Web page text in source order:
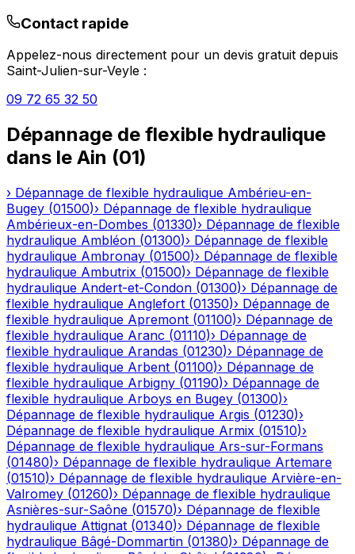
Contact rapide
Appelez-nous directement pour un devis gratuit depuis
Saint-Julien-sur-Veyle :
09 72 65 32 50
Dépannage de flexible hydraulique
dans le Ain (01)
› Dépannage de flexible hydraulique Ambérieu-en-
Bugey (01500)› Dépannage de flexible hydraulique
Ambérieux-en-Dombes (01330)› Dépannage de flexible
hydraulique Ambléon (01300)› Dépannage de flexible
hydraulique Ambronay (01500)› Dépannage de flexible
hydraulique Ambutrix (01500)› Dépannage de flexible
hydraulique Andert-et-Condon (01300)› Dépannage de
flexible hydraulique Anglefort (01350)› Dépannage de
flexible hydraulique Apremont (01100)› Dépannage de
flexible hydraulique Aranc (01110)› Dépannage de
flexible hydraulique Arandas (01230)› Dépannage de
flexible hydraulique Arbent (01100)› Dépannage de
flexible hydraulique Arbigny (01190)› Dépannage de
flexible hydraulique Arboys en Bugey (01300)›
Dépannage de flexible hydraulique Argis (01230)›
Dépannage de flexible hydraulique Armix (01510)›
Dépannage de flexible hydraulique Ars-sur-Formans
(01480)› Dépannage de flexible hydraulique Artemare
(01510)› Dépannage de flexible hydraulique Arvière-en-
Valromey (01260)› Dépannage de flexible hydraulique
Asnières-sur-Saône (01570)› Dépannage de flexible
hydraulique Attignat (01340)› Dépannage de flexible
hydraulique Bâgé-Dommartin (01380)› Dépannage de